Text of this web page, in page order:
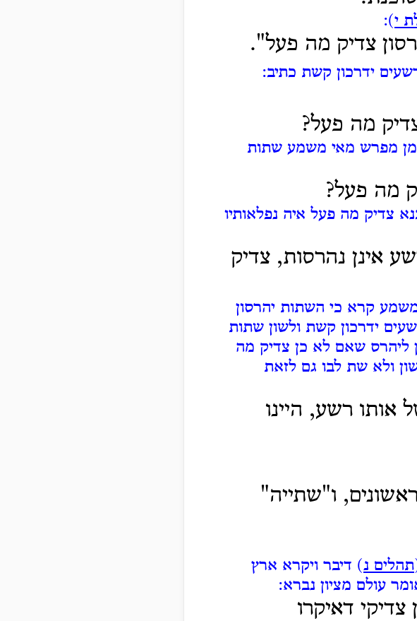
י):
צדיק מה פעל".
ידרכון קשת כתיב:
מה פעל?
מפרש מאי משמע שתות
מה פעל?
צדיק מה פעל איה נפלאותיו
אינן נהרסות, צדיק
קרא כי השתות יהרסון
ידרכון קשת ולשון שתות
ליהרס שאם לא כן צדיק מה
ולא שת לבו גם לזאת
אותו רשע, היינו
ו"שתייה"
תהלים נ) דיבר ויקרא ארץ
עולם מציון נברא:
דאיקרו